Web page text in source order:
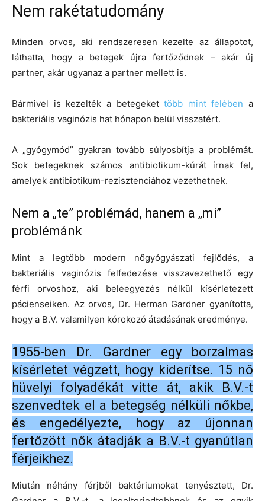
Nem rakétatudomány
Minden orvos, aki rendszeresen kezelte az állapotot,
láthatta, hogy a betegek újra fertőződnek – akár új
partner, akár ugyanaz a partner mellett is.
Bármivel is kezelték a betegekettöbb mint felében a
bakteriális vaginózis hat hónapon belül visszatért.
A „gyógymód” gyakran tovább súlyosbítja a problémát.
Sok betegeknek számos antibiotikum-kúrát írnak fel,
amelyek antibiotikum-rezisztenciához vezethetnek.
Nem a „te” problémád, hanem a „mi”
problémánk
Mint a legtöbb modern nőgyógyászati fejlődés, a
bakteriális vaginózis felfedezése visszavezethető egy
férfi orvoshoz, aki beleegyezés nélkül kísérletezett
pácienseiken. Az orvos, Dr. Herman Gardner gyanította,
hogy a B.V. valamilyen kórokozó átadásának eredménye.
1955-ben Dr. Gardner egy borzalmas
kísérletet végzett, hogy kiderítse. 15 nő
hüvelyi folyadékát vitte át, akik B.V.-t
szenvedtek el a betegség nélküli nőkbe,
és engedélyezte, hogy az újonnan
fertőzött nők átadják a B.V.-t gyanútlan
férjeikhez.
Miután néhány férjből baktériumokat tenyésztett, Dr.